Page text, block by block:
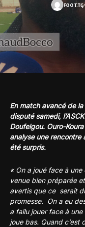
FOOT.TG
En match avancé de
disputé samedi,
Doufelgou. Ouro-
analyse une rencontre
été surpris.
« On a joué face à
venue bien préparée
avertis que ce serait
promesse. On a eu
a fallu jouer face à
joue bas. Quand c’est